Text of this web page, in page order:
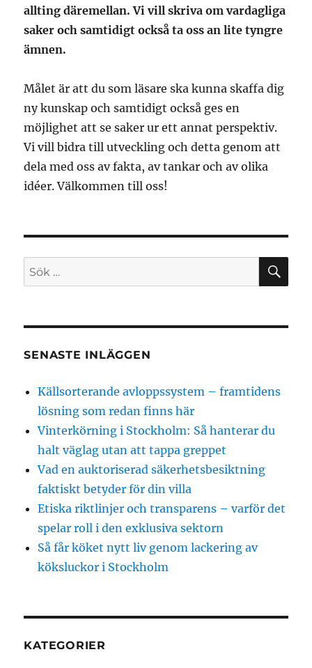
allting däremellan. Vi vill skriva om vardagliga
saker och samtidigt också ta oss an lite tyngre
ämnen.
Målet är att du som läsare ska kunna skaffa dig
ny kunskap och samtidigt också ges en
möjlighet att se saker ur ett annat perspektiv.
Vi vill bidra till utveckling och detta genom att
dela med oss av fakta, av tankar och av olika
idéer. Välkommen till oss!
Sök
efter:
SENASTE INLÄGGEN
Källsorterande avloppssystem – framtidens
lösning som redan finns här
Vinterkörning i Stockholm: Så hanterar du
halt väglag utan att tappa greppet
Vad en auktoriserad säkerhetsbesiktning
faktiskt betyder för din villa
Etiska riktlinjer och transparens – varför det
spelar roll i den exklusiva sektorn
Så får köket nytt liv genom lackering av
köksluckor i Stockholm
KATEGORIER